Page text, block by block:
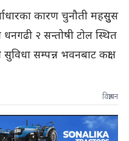
कारण चुनौती महसुुस
२ सन्तोषी टोल स्थित
सम्पन्न भवनबाट कक्षा
विज्ञापन